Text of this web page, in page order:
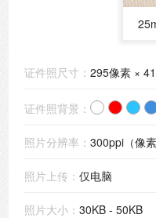
证件照尺寸：295像素 ×
证件照背景：
照片分辨率：300ppi（像素
照片上传：仅电脑
照片大小：30KB - 50KB